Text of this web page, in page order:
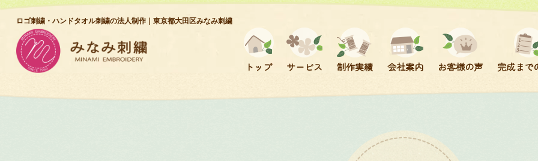
コ
ナ
ロゴ刺繍・ハンドタオル刺繍の法人制作｜東京都大田区みなみ刺繍
トップ
サービス
制作実績 会社案内 お客様の声 完成まで